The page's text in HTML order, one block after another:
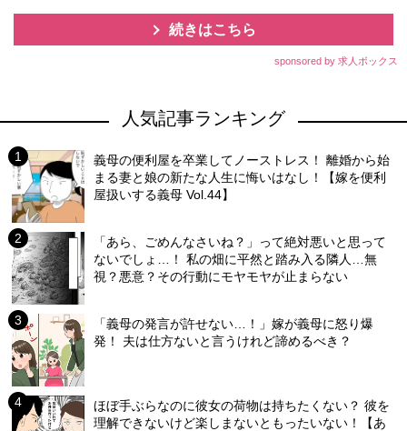
続きはこちら
sponsored by 求人ボックス
人気記事ランキング
義母の便利屋を卒業してノーストレス！ 離婚から始
まる妻と娘の新たな人生に悔いはなし！【嫁を便利
屋扱いする義母 Vol.44】
「あら、ごめんなさいね？」って絶対悪いと思って
ないでしょ…！ 私の畑に平然と踏み入る隣人…無
視？悪意？その行動にモヤモヤが止まらない
「義母の発言が許せない…！」嫁が義母に怒り爆
発！ 夫は仕方ないと言うけれど諦めるべき？
ほぼ手ぶらなのに彼女の荷物は持ちたくない？ 彼を
理解できないけど楽しまないともったいない！【あ